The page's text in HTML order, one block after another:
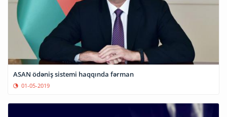
ASAN ödəniş sistemi haqqında fərman
01-05-2019